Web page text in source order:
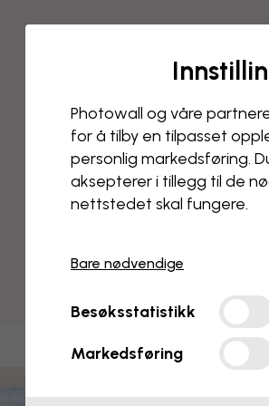
Photowall og våre
for å tilby en tilpasset
personlig markedsføring.
aksepterer i tillegg til de
nettstedet skal fungere.
Bare nødvendige
Besøksstatistikk
Markedsføring